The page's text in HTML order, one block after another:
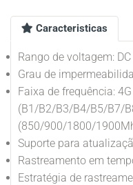
Caracteristicas
Rango de voltagem:
Grau de
Faixa de frequência: 4G
(B1/B2/B3/B4/B5/B7/
(850/900/1800/
Suporte para
Rastreamento em
Estratégia de